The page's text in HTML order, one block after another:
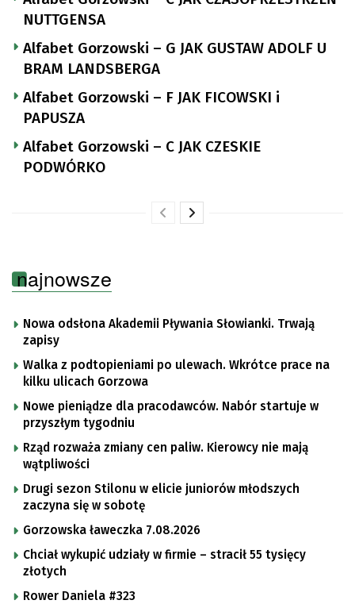
NUTTGENSA
Alfabet Gorzowski – G JAK GUSTAW ADOLF U
BRAM LANDSBERGA
Alfabet Gorzowski – F JAK FICOWSKI i
PAPUSZA
Alfabet Gorzowski – C JAK CZESKIE
PODWÓRKO
najnowsze
Nowa odsłona Akademii Pływania Słowianki. Trwają
zapisy
Walka z podtopieniami po ulewach. Wkrótce prace na
kilku ulicach Gorzowa
Nowe pieniądze dla pracodawców. Nabór startuje w
przyszłym tygodniu
Rząd rozważa zmiany cen paliw. Kierowcy nie mają
wątpliwości
Drugi sezon Stilonu w elicie juniorów młodszych
zaczyna się w sobotę
Gorzowska ławeczka 7.08.2026
Chciał wykupić udziały w firmie – stracił 55 tysięcy
złotych
Rower Daniela #323